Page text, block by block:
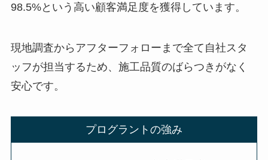
98.5%という高い顧客満足度を獲得しています。
現地調査からアフターフォローまで全て自社スタ
ッフが担当するため、施工品質のばらつきがなく
安心です。
プログラントの強み